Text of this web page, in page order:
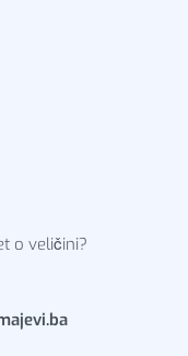
o veličini?